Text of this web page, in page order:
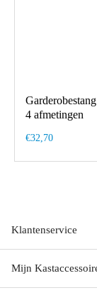
4 afmetingen
€32,70
Klantenservice
Mijn